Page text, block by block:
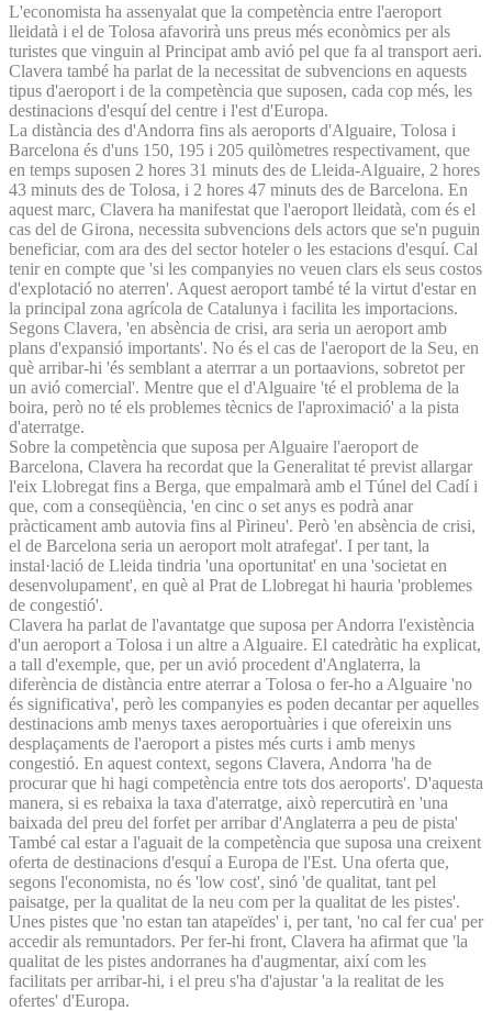
L'economista ha assenyalat que la competència entre l'aeroport
lleidatà i el de Tolosa afavorirà uns preus més econòmics per als
turistes que vinguin al Principat amb avió pel que fa al transport aeri.
Clavera també ha parlat de la necessitat de subvencions en aquests
tipus d'aeroport i de la competència que suposen, cada cop més, les
destinacions d'esquí del centre i l'est d'Europa.
La distància des d'Andorra fins als aeroports d'Alguaire, Tolosa i
Barcelona és d'uns 150, 195 i 205 quilòmetres respectivament, que
en temps suposen 2 hores 31 minuts des de Lleida-Alguaire, 2 hores
43 minuts des de Tolosa, i 2 hores 47 minuts des de Barcelona. En
aquest marc, Clavera ha manifestat que l'aeroport lleidatà, com és el
cas del de Girona, necessita subvencions dels actors que se'n puguin
beneficiar, com ara des del sector hoteler o les estacions d'esquí. Cal
tenir en compte que 'si les companyies no veuen clars els seus costos
d'explotació no aterren'. Aquest aeroport també té la virtut d'estar en
la principal zona agrícola de Catalunya i facilita les importacions.
Segons Clavera, 'en absència de crisi, ara seria un aeroport amb
plans d'expansió importants'. No és el cas de l'aeroport de la Seu, en
què arribar-hi 'és semblant a aterrrar a un portaavions, sobretot per
un avió comercial'. Mentre que el d'Alguaire 'té el problema de la
boira, però no té els problemes tècnics de l'aproximació' a la pista
d'aterratge.
Sobre la competència que suposa per Alguaire l'aeroport de
Barcelona, Clavera ha recordat que la Generalitat té previst allargar
l'eix Llobregat fins a Berga, que empalmarà amb el Túnel del Cadí i
que, com a conseqüència, 'en cinc o set anys es podrà anar
pràcticament amb autovia fins al Pìrineu'. Però 'en absència de crisi,
el de Barcelona seria un aeroport molt atrafegat'. I per tant, la
instal·lació de Lleida tindria 'una oportunitat' en una 'societat en
desenvolupament', en què al Prat de Llobregat hi hauria 'problemes
de congestió'.
Clavera ha parlat de l'avantatge que suposa per Andorra l'existència
d'un aeroport a Tolosa i un altre a Alguaire. El catedràtic ha explicat,
a tall d'exemple, que, per un avió procedent d'Anglaterra, la
diferència de distància entre aterrar a Tolosa o fer-ho a Alguaire 'no
és significativa', però les companyies es poden decantar per aquelles
destinacions amb menys taxes aeroportuàries i que ofereixin uns
desplaçaments de l'aeroport a pistes més curts i amb menys
congestió. En aquest context, segons Clavera, Andorra 'ha de
procurar que hi hagi competència entre tots dos aeroports'. D'aquesta
manera, si es rebaixa la taxa d'aterratge, això repercutirà en 'una
baixada del preu del forfet per arribar d'Anglaterra a peu de pista'
També cal estar a l'aguait de la competència que suposa una creixent
oferta de destinacions d'esquí a Europa de l'Est. Una oferta que,
segons l'economista, no és 'low cost', sinó 'de qualitat, tant pel
paisatge, per la qualitat de la neu com per la qualitat de les pistes'.
Unes pistes que 'no estan tan atapeïdes' i, per tant, 'no cal fer cua' per
accedir als remuntadors. Per fer-hi front, Clavera ha afirmat que 'la
qualitat de les pistes andorranes ha d'augmentar, així com les
facilitats per arribar-hi, i el preu s'ha d'ajustar 'a la realitat de les
ofertes' d'Europa.